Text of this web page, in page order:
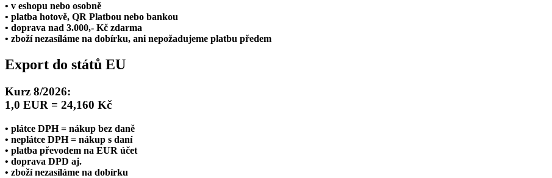
• v eshopu nebo osobně
• platba hotově, QR Platbou nebo bankou
• doprava nad 3.000,- Kč zdarma
• zboží nezasíláme na dobírku, ani nepožadujeme platbu předem
Export do států EU
Kurz 8/2026:
1,0 EUR = 24,160 Kč
• plátce DPH = nákup bez daně
• neplátce DPH = nákup s daní
• platba převodem na EUR účet
• doprava DPD aj.
• zboží nezasíláme na dobírku